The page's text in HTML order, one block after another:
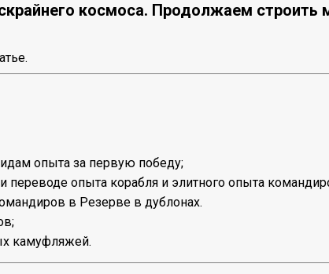
космоса. Продолжаем строить
опыта за первую победу;
переводе опыта корабля и элитного опыта
в Резерве в дублонах.
камуфляжей.